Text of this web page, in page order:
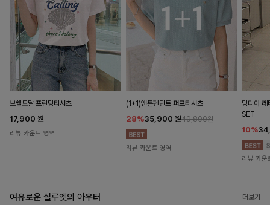
브쉘모달 프린팅티셔츠
17,900 원
리뷰 카운트 영역
(1+1)앤튼펜던트 퍼프티셔츠
28%35,900 원49,800원
리뷰 카운트 영역
밍디아 레
SET
10%
리뷰 카운
여유로운 실루엣의 아우터 더보기